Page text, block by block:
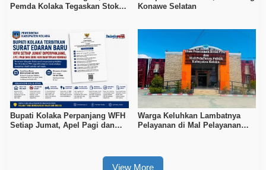
Pemda Kolaka Tegaskan Stok
Konawe Selatan
Bupati Kolaka Perpanjang WFH
Setiap Jumat, Apel Pagi dan
Warga Keluhkan Lambatnya
Pelayanan di Mal Pelayanan
View More